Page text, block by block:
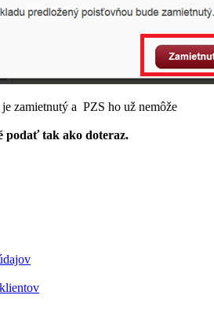
zamietnutý a PZS ho už nemôže
podať tak ako doteraz.